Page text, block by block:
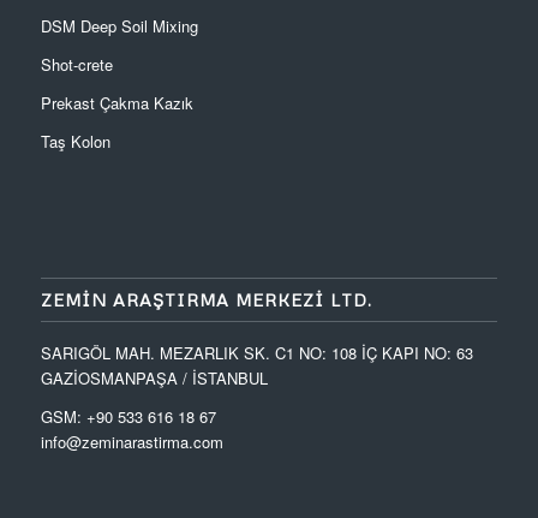
DSM Deep Soil Mixing
Shot-crete
Prekast Çakma Kazık
Taş Kolon
ZEMIN ARAŞTIRMA MERKEZI LTD.
SARIGÖL MAH. MEZARLIK SK. C1 NO: 108 İÇ KAPI NO: 63
GAZİOSMANPAŞA / İSTANBUL
GSM: +90 533 616 18 67
info@zeminarastirma.com